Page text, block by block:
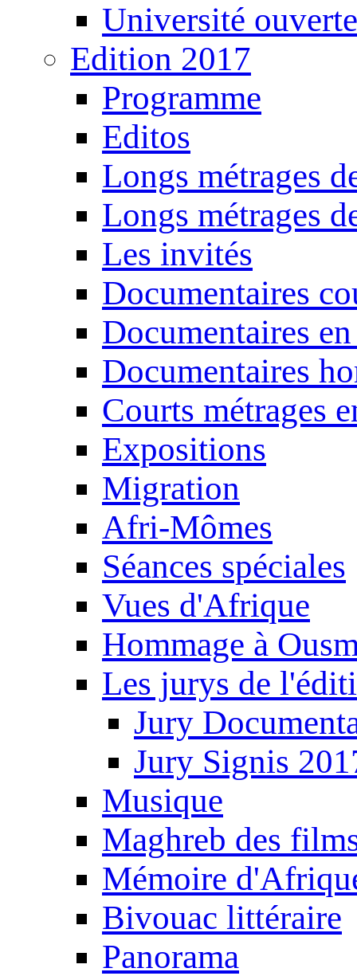
Université ouverte
Edition 2017
Programme
Editos
Longs métrages
Longs métrages
Les invités
Documentaires
Documentaires
Documentaires
Courts métrages
Expositions
Migration
Afri-Mômes
Séances spéciales
Vues d'Afrique
Hommage à
Les jurys de
Jury
Jury Signis
Musique
Maghreb des
Mémoire
Bivouac littéraire
Panorama